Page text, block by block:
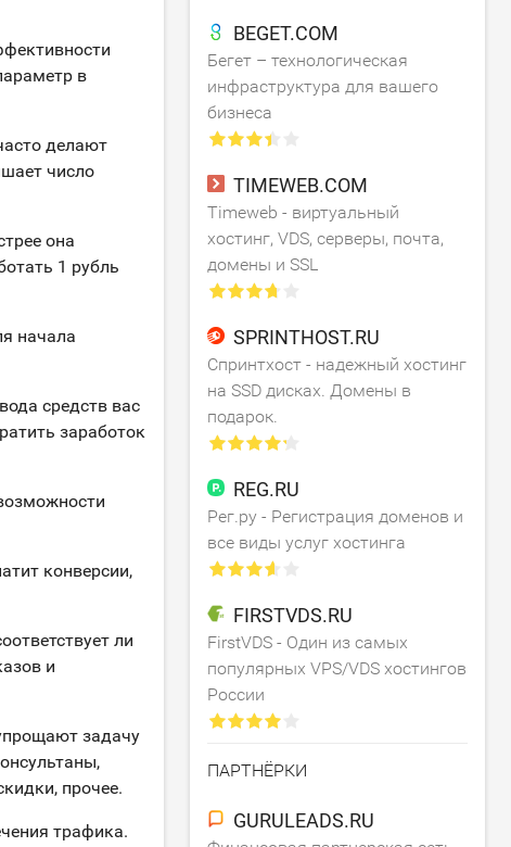
в
делают
число
она
1 рубль
начала
средств вас
заработок
конверсии,
ли
и
задачу
прочее.
трафика.
BEGET.COM
Бегет – технологическая
инфраструктура для вашего
бизнеса
TIMEWEB.COM
Timeweb - виртуальный
хостинг, VDS, серверы, почта,
домены и SSL
SPRINTHOST.RU
Спринтхост - надежный хостинг
на SSD дисках. Домены в
подарок.
REG.RU
Рег.ру - Регистрация доменов и
все виды услуг хостинга
FIRSTVDS.RU
FirstVDS - Один из самых
популярных VPS/VDS хостингов
России
ПАРТНЁРКИ
GURULEADS.RU